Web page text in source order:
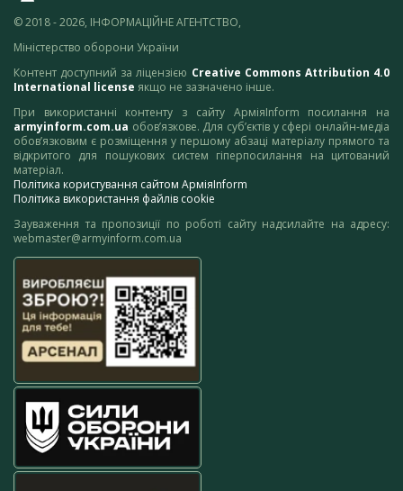
© 2018 - 2026, ІНФОРМАЦІЙНЕ АГЕНТСТВО,
Міністерство оборони України
Контент доступний за ліцензією Creative Commons Attribution 4.0
International license якщо не зазначено інше.
При використанні контенту з сайту АрміяInform посилання на
armyinform.com.ua обов’язкове. Для суб’єктів у сфері онлайн-медіа
обов’язковим є розміщення у першому абзаці матеріалу прямого та
відкритого для пошукових систем гіперпосилання на цитований
матеріал.
Політика користування сайтом АрміяInform
Політика використання файлів cookie
Зауваження та пропозиції по роботі сайту надсилайте на адресу:
webmaster@armyinform.com.ua